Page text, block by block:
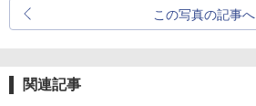
この写真の記事へ
関連記事